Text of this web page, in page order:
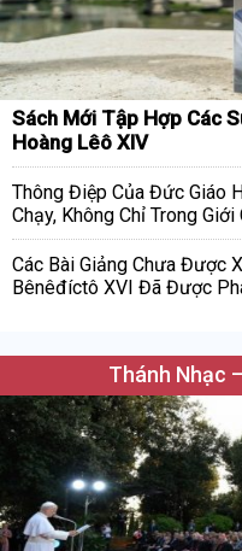
Sách Mới Tập Hợp Các
Hoàng Lêô XIV
Thông Điệp Của Đức Giáo
Chạy, Không Chỉ Trong Giới
Các Bài Giảng Chưa Được
Bênêđíctô XVI Đã Được
Thánh Nhạc